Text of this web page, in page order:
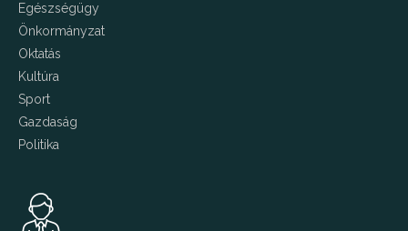
Egészségügy
Önkormányzat
Oktatás
Kultúra
Sport
Gazdaság
Politika